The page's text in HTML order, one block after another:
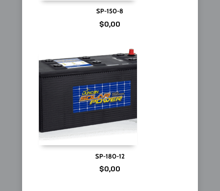
SP-150-8
$0,00
SP-180-12
$0,00